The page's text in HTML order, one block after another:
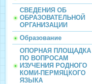
СВЕДЕНИЯ ОБ
ОБРАЗОВАТЕЛЬНОЙ
ОРГАНИЗАЦИИ
Образование
ОПОРНАЯ ПЛОЩАДКА
ПО ВОПРОСАМ
ИЗУЧЕНИЯ РОДНОГО
КОМИ-ПЕРМЯЦКОГО
ЯЗЫКА